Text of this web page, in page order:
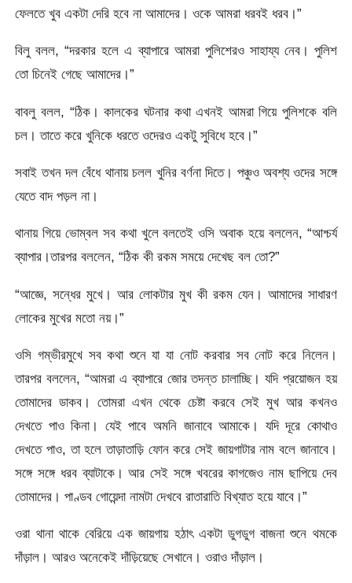
ফেলতে খুব একটা দেরি হবে না আমাদের। ওকে আমরা ধরবই ধরব।”
বিলু বলল, “দরকার হলে এ ব্যাপারে আমরা পুলিশেরও সাহায্য নেব। পুলিশ
তো চিনেই গেছে আমাদের।”
বাবলু বলল, “ঠিক। কালকের ঘটনার কথা এখনই আমরা গিয়ে পুলিশকে বলি
চল। তাতে করে খুনিকে ধরতে ওদেরও একটু সুবিধে হবে।”
সবাই তখন দল বেঁধে থানায় চলল খুনির বর্ণনা দিতে। পঞ্চুও অবশ্য ওদের সঙ্গে
যেতে বাদ পড়ল না।
থানায় গিয়ে ভোম্বল সব কথা খুলে বলতেই ওসি অবাক হয়ে বললেন, “আশ্চর্য
ব্যাপার।তারপর বললেন, “ঠিক কী রকম সময়ে দেখেছ বল তো?”
“আজ্ঞে, সন্ধের মুখে। আর লোকটার মুখ কী রকম যেন। আমাদের সাধারণ
লোকের মুখের মতো নয়।”
ওসি গম্ভীরমুখে সব কথা শুনে যা যা নোট করবার সব নোট করে নিলেন।
তারপর বললেন, “আমরা এ ব্যাপারে জোর তদন্ত চালাচ্ছি। যদি প্রয়োজন হয়
তোমাদের ডাকব। তোমরা এখন থেকে চেষ্টা করবে সেই মুখ আর কখনও
দেখতে পাও কিনা। যেই পাবে অমনি জানাবে আমাকে। যদি দূরে কোথাও
দেখতে পাও, তা হলে তাড়াতাড়ি ফোন করে সেই জায়গাটার নাম বলে জানাবে।
সঙ্গে সঙ্গে ধরব ব্যাটাকে। আর সেই সঙ্গে খবরের কাগজেও নাম ছাপিয়ে দেব
তোমাদের। পাণ্ডব গোয়েন্দা নামটা দেখবে রাতারাতি বিখ্যাত হয়ে যাবে।”
ওরা থানা থাকে বেরিয়ে এক জায়গায় হঠাৎ একটা ডুগডুগ বাজনা শুনে থমকে
দাঁড়াল। আরও অনেকেই দাঁড়িয়েছে সেখানে। ওরাও দাঁড়াল।